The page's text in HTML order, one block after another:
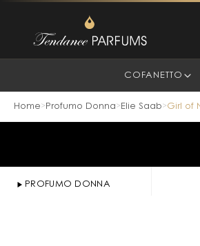
COFANETTO
Home> Profumo Donna> Elie Saab>Girl of
PROFUMO DONNA